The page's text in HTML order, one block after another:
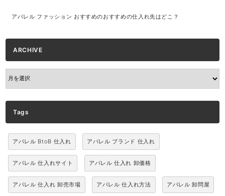
アパレル ファッション おすすめのおすすめの仕入れ先はどこ？
ARCHIVE
ARCHIVE
Tags
アパレル BtoB 仕入れ アパレル ブランド 仕入れ
アパレル 仕入れサイト アパレル 仕入れ 卸価格
アパレル 仕入れ 卸売市場 アパレル 仕入れ方法 アパレル 卸問屋